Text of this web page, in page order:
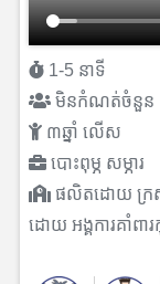
1-5 នាទី
មិនកំណត់ចំនួន
៣ឆ្នាំ លើស
បោះពុម្ភ សម្ភារ
ផលិតដោយ ក្រសួ
ដោយ អង្គការគាំពារកុ